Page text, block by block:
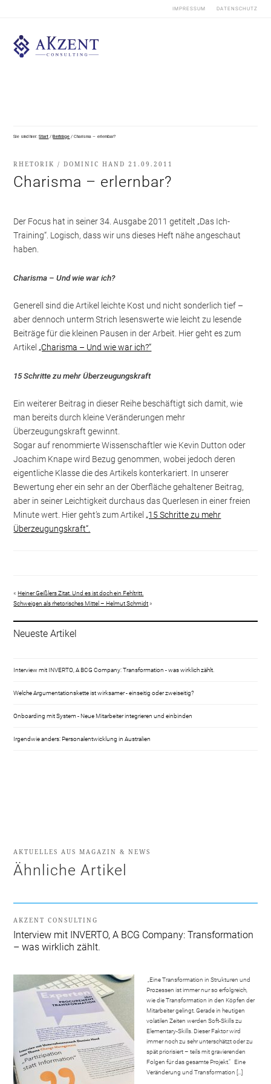
IMPRESSUM DATENSCHUTZ
Sie sind hier:Start /Beiträge /Charisma – erlernbar?
RHETORIK / DOMINIC HAND 21.09.2011
Charisma – erlernbar?
Der Focus hat in seiner 34. Ausgabe 2011 getitelt „Das Ich-
Training“. Logisch, dass wir uns dieses Heft nähe angeschaut
haben.
Charisma – Und wie war ich?
Generell sind die Artikel leichte Kost und nicht sonderlich tief –
aber dennoch unterm Strich lesenswerte wie leicht zu lesende
Beiträge für die kleinen Pausen in der Arbeit. Hier geht es zum
Artikel„Charisma – Und wie war ich?“
15 Schritte zu mehr Überzeugungskraft
Ein weiterer Beitrag in dieser Reihe beschäftigt sich damit, wie
man bereits durch kleine Veränderungen mehr
Überzeugungskraft gewinnt.
Sogar auf renommierte Wissenschaftler wie Kevin Dutton oder
Joachim Knape wird Bezug genommen, wobei jedoch deren
eigentliche Klasse die des Artikels konterkariert. In unserer
Bewertung eher ein sehr an der Oberfläche gehaltener Beitrag,
aber in seiner Leichtigkeit durchaus das Querlesen in einer freien
Minute wert. Hier geht’s zum Artikel„15 Schritte zu mehr
Überzeugungskraft“.
«Heiner Geißlers Zitat. Und es ist doch ein Fehltritt.
Schweigen als rhetorisches Mittel – Helmut Schmidt»
Neueste Artikel
Interview mit INVERTO, A BCG Company: Transformation - was wirklich zählt.
Welche Argumentationskette ist wirksamer - einseitig oder zweiseitig?
Onboarding mit System - Neue Mitarbeiter integrieren und einbinden
Irgendwie anders: Personalentwicklung in Australien
AKTUELLES AUS MAGAZIN & NEWS
Ähnliche Artikel
AKZENT CONSULTING
Interview mit INVERTO, A BCG Company: Transformation
– was wirklich zählt.
„Eine Transformation in Strukturen und
Prozessen ist immer nur so erfolgreich,
wie die Transformation in den Köpfen der
Mitarbeiter gelingt. Gerade in heutigen
volatilen Zeiten werden Soft-Skills zu
Elementary-Skills. Dieser Faktor wird
immer noch zu sehr unterschätzt oder zu
spät priorisiert – teils mit gravierenden
Folgen für das gesamte Projekt.“ Eine
Veränderung und Transformation […]